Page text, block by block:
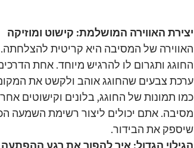
יצירת האווירה המושלמת: קישוט ומוזיקה
האווירה של המסיבה היא קריטית
החוגג ותגרום לו להרגיש מיוחד. אחת
ערכת צבעים שהחוגג אוהב ולקשט את
כמו תמונות של החוגג, בלונים וקישוטים
מסיבה. אתם יכולים ליצור רשימת השמעה
שיספק את הבידור.